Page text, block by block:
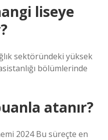
liseye
sektöründeki yüksek
bölümlerinde
atanır?
2024 Bu süreçte en